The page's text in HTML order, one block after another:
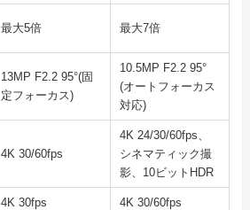
最大5倍 最大7倍
13MP F2.2 95°(固
定フォーカス)
10.5MP F2.2 95°
(オートフォーカス
対応)
4K 30/60fps
4K 24/30/60fps、
シネマティック撮
影、10ビットHDR
4K 30fps 4K 30/60fps